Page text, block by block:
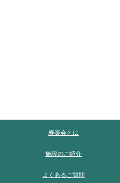
寿楽会とは
施設のご紹介
よくあるご質問